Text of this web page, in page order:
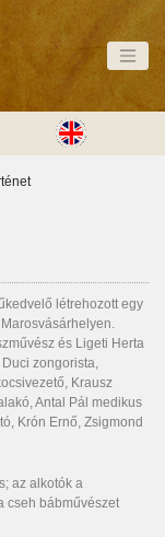
létrehozott egy
és Ligeti Herta
zongorista,
Krausz
Antal Pál medikus
Krón Ernő, Zsigmond
az alkotók a
cseh bábművészet